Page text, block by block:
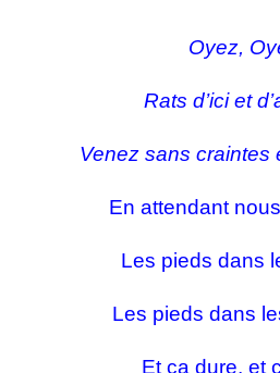
Oyez,
Rats d’ici et
Venez sans craintes
En attendant
Les pieds dans
Les pieds dans
Et ça dure, et